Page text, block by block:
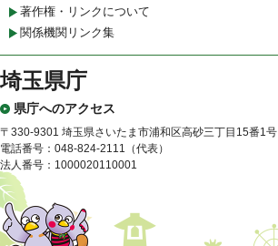
著作権・リンクについて
関係機関リンク集
埼玉県庁
県庁へのアクセス
〒330-9301 埼玉県さいたま市浦和区高砂三丁目15番1号
電話番号：048-824-2111（代表）
法人番号：1000020110001